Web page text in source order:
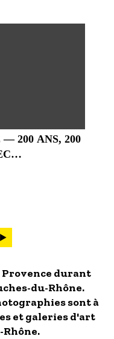
200 ANS, 200
DE
durant
du-Rhône.
sont à
et galeries d'art
Rhône.